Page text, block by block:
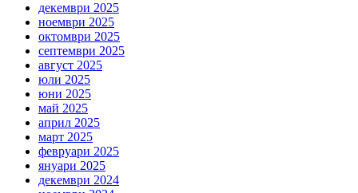
декември 2025
ноември 2025
октомври 2025
септември 2025
август 2025
юли 2025
юни 2025
май 2025
април 2025
март 2025
февруари 2025
януари 2025
декември 2024